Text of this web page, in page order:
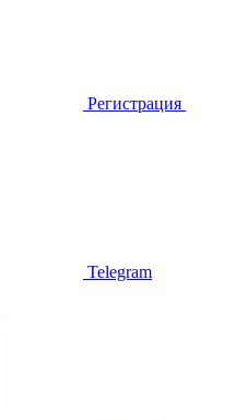
Регистрация
Telegram